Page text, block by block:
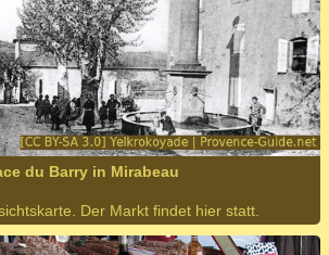
du Barry in Mirabeau
Der Markt findet hier statt.